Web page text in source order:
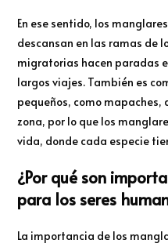
En ese sentido, los
descansan en las ramas de
migratorias hacen paradas
largos viajes. También es
pequeños, como
zona, por lo que los
vida, donde cada especie
¿Por qué son
para los seres
La importancia de los